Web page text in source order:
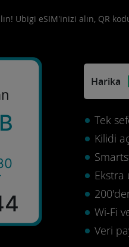
Ubigi eSIM'inizi alın, QR
Harika
Tek
Kilidi
Ekstra
Wi-Fi
Veri